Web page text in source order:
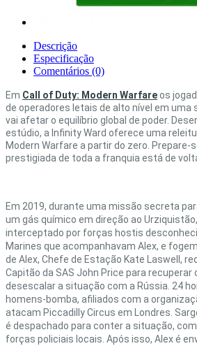
Descrição
Especificação
Comentários (0)
Em Call of Duty: Modern Warfareos
de operadores letais de alto nível em uma
vai afetar o equilíbrio global de poder.
estúdio, a Infinity Ward oferece uma
Modern Warfare a partir do zero. Prepare-
prestigiada de toda a franquia está de
Em 2019, durante uma missão secreta
um gás químico em direção ao
interceptado por forças hostis
Marines que acompanhavam Alex, e
de Alex, Chefe de Estação Kate Laswell,
Capitão da SAS John Price para recuperar
desescalar a situação com a Rússia. 24
homens-bomba, afiliados com a
atacam Piccadilly Circus em Londres.
é despachado para conter a situação,
forças policiais locais. Após isso, Alex é